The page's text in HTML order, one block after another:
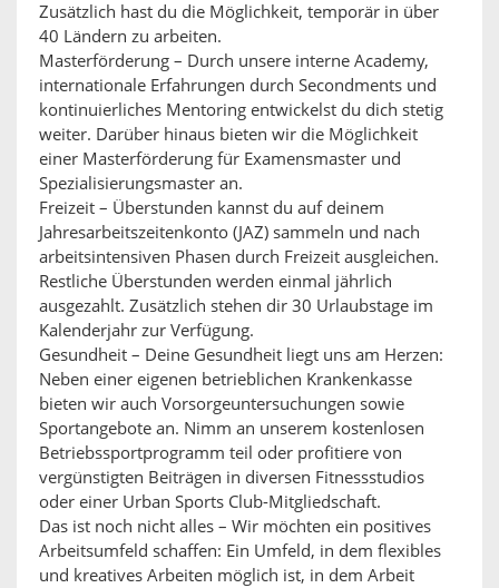
Zusätzlich hast du die Möglichkeit, temporär in über
40 Ländern zu arbeiten.
Masterförderung – Durch unsere interne Academy,
internationale Erfahrungen durch Secondments und
kontinuierliches Mentoring entwickelst du dich stetig
weiter. Darüber hinaus bieten wir die Möglichkeit
einer Masterförderung für Examensmaster und
Spezialisierungsmaster an.
Freizeit – Überstunden kannst du auf deinem
Jahresarbeitszeitenkonto (JAZ) sammeln und nach
arbeitsintensiven Phasen durch Freizeit ausgleichen.
Restliche Überstunden werden einmal jährlich
ausgezahlt. Zusätzlich stehen dir 30 Urlaubstage im
Kalenderjahr zur Verfügung.
Gesundheit – Deine Gesundheit liegt uns am Herzen:
Neben einer eigenen betrieblichen Krankenkasse
bieten wir auch Vorsorgeuntersuchungen sowie
Sportangebote an. Nimm an unserem kostenlosen
Betriebssportprogramm teil oder profitiere von
vergünstigten Beiträgen in diversen Fitnessstudios
oder einer Urban Sports Club-Mitgliedschaft.
Das ist noch nicht alles – Wir möchten ein positives
Arbeitsumfeld schaffen: Ein Umfeld, in dem flexibles
und kreatives Arbeiten möglich ist, in dem Arbeit